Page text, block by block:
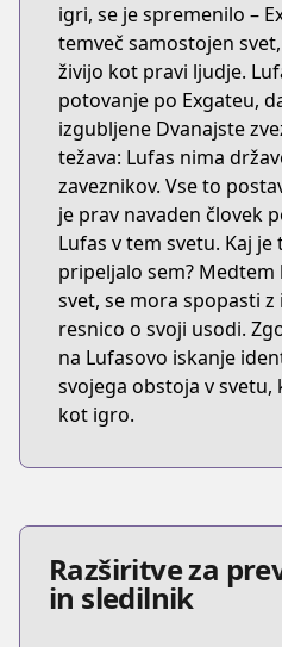
igri, se je spremenilo –
temveč samostojen
živijo kot pravi ljudje.
potovanje po Exgateu,
izgubljene Dvanajste
težava: Lufas nima
zaveznikov. Vse to
je prav navaden človek
Lufas v tem svetu. Kaj
pripeljalo sem?
svet, se mora spopasti
resnico o svoji usodi.
na Lufasovo iskanje
svojega obstoja v svetu,
kot igro.
Razširitve za
in sledilnik